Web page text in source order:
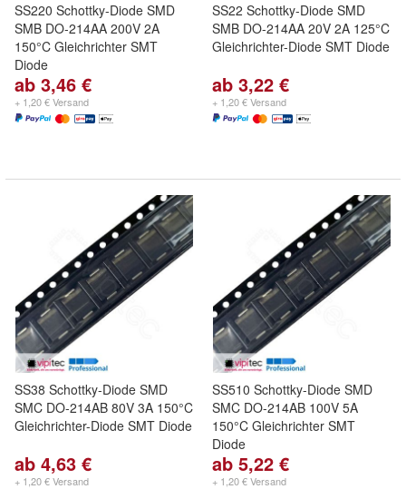
SS220 Schottky-Diode SMD
SMB DO-214AA 200V 2A
150°C Gleichrichter SMT
Diode
ab 3,46 €
+ 1,20 € Versand
SS22 Schottky-Diode SMD
SMB DO-214AA 20V 2A 125°C
Gleichrichter-Diode SMT Diode
ab 3,22 €
+ 1,20 € Versand
SS38 Schottky-Diode SMD
SMC DO-214AB 80V 3A 150°C
Gleichrichter-Diode SMT Diode
ab 4,63 €
+ 1,20 € Versand
SS510 Schottky-Diode SMD
SMC DO-214AB 100V 5A
150°C Gleichrichter SMT
Diode
ab 5,22 €
+ 1,20 € Versand